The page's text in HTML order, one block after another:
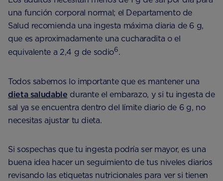
una función corporal normal; el Departamento de
Salud recomienda una ingesta máxima diaria de 6 g,
que es aproximadamente una cucharadita o el
equivalente a 2,4 g de sodio6.
Todos sabemos lo importante que es mantener una
dieta saludable durante el embarazo, y si tu ingesta de
sal ya se encuentra dentro del límite diario de 6 g, no
necesitas ajustar tu dieta.
Si sospechas que tu ingesta podría ser mayor, es una
buena idea hacer un seguimiento de tus niveles diarios
revisando las etiquetas nutricionales para ver si tienen